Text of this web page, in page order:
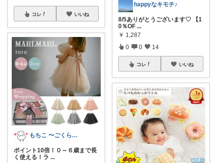
コレ いいね
もちこ 〜ごくらく＆かわいい生活♪
ポイント10倍！０～６歳まで長
く使える！ラ ...
happyなキモチ♪
8/5ありがとうございます♡ 【1
0％OF ...
￥ 1,287
0 0 14
コレ いいね